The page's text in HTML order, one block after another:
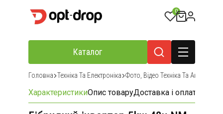
0
Каталог
Головна Техніка Та Електроніка Фото, Відео Техніка Та Аксесуари
ХарактеристикиОпис товаруДоставка і оплата